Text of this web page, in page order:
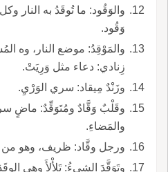
وَقُود.
زِنادي: دعاء مثل وَرِيَتْ.
وزَنْدٌ مِيقاد: سري الوَرْيِ.
وقَلْبٌ وَقَّادٌ ومُتَوَقِّدٌ: ماضٍ
والمَضاءِ.
ورجل وقَّاد: ظريف، وهو من
وتَوَقَّدَ الشيءُ: تَلأْلأَ وهي